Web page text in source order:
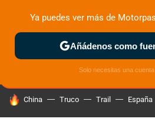
ZONA DE PRUEBAS DEPORTIVAS
HOY SE HABLA DE
China Truco Trail España
Ya puedes ver más de
Añádenos como
Solo necesitas una